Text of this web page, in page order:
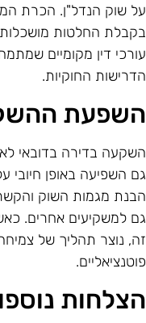
שוק הנדל"ן. הכרת
החלטות מושכלות
דין מקומיים
החוקיות.
בדירה בדובאי
השפיעה באופן חיובי
מגמות השוק
למשקיעים אחרים.
נוצר תהליך של